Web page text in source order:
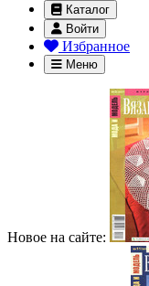
Каталог
Войти
Избранное
Меню
Новое на сайте: